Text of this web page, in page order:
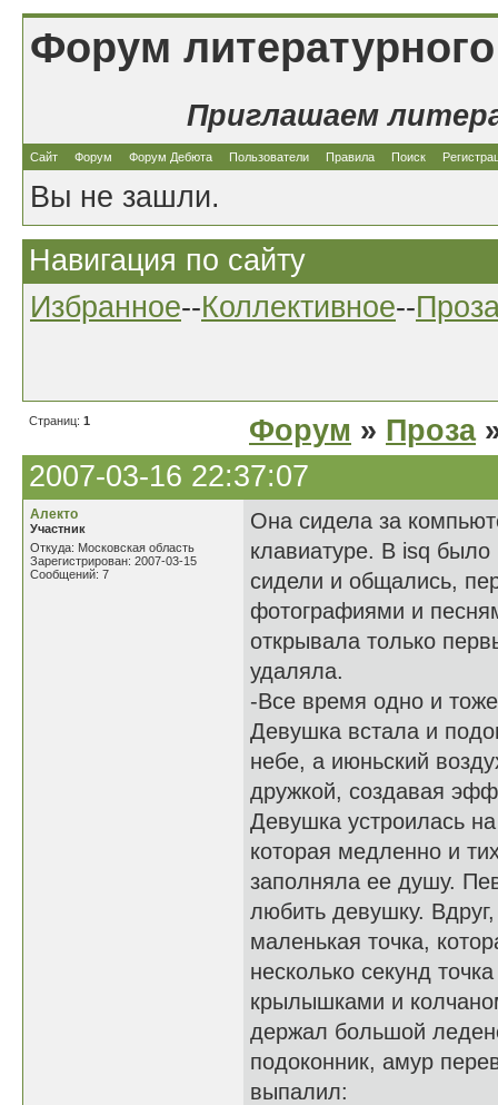
Форум
Приглашаем
Сайт Форум Форум Дебюта Пользователи Правила Поиск
Вы не зашли.
Навигация по сайту
Избранное--Коллективное--
Страниц: 1 Форум » Проза
2007-03-16 22:37:07
Алекто
Участник
Откуда: Московская область
Зарегистрирован: 2007-03-15
Сообщений: 7
Она сидела за
клавиатуре. В isq
сидели и общались,
фотографиями и
открывала только
удаляла.
-Все время одно и
Девушка встала и
небе, а июньский
дружкой, создавая
Девушка устроилась
которая медленно и
заполняла ее душу.
любить девушку.
маленькая точка,
несколько секунд
крылышками и
держал большой
подоконник, амур
выпалил: